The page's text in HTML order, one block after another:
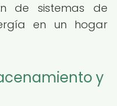
de sistemas de
en un hogar
y